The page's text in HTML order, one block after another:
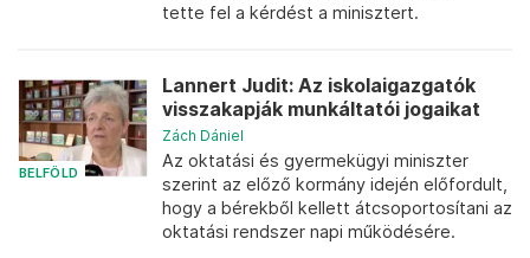
tette fel a kérdést a minisztert.
BELFÖLD
Lannert Judit: Az iskolaigazgatók
visszakapják munkáltatói jogaikat
Zách Dániel
Az oktatási és gyermekügyi miniszter
szerint az előző kormány idején előfordult,
hogy a bérekből kellett átcsoportosítani az
oktatási rendszer napi működésére.